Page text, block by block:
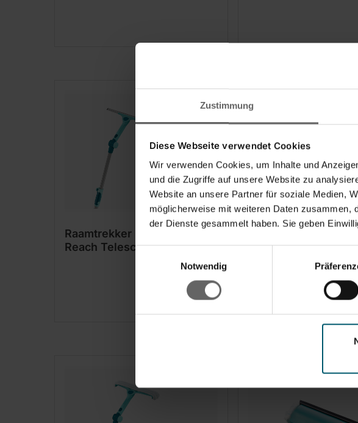
Zustimmung
Diese Webseite verwendet Cookies
Wir verwenden Cookies, um Inhalte und
und die Zugriffe auf unsere Website zu
Website an unsere Partner für soziale Medien,
möglicherweise mit weiteren Daten zusammen,
der Dienste gesammelt haben. Sie geben
Einwilligungsauswahl
Notwendig
Raamtrekker 2in1 XL Pro
Reach Telescope 2m
Reach micro duo